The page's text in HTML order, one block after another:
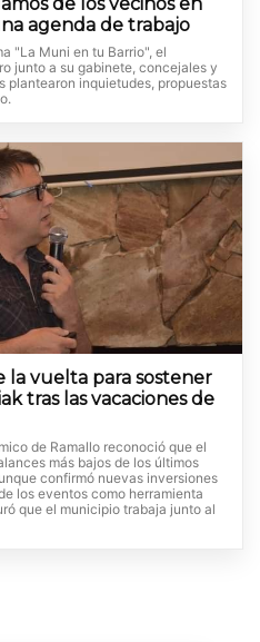
agenda de trabajo
"La Muni en tu Barrio", el
junto a su gabinete, concejales y
plantearon inquietudes, propuestas
la vuelta para sostener
tras las vacaciones de
de Ramallo reconoció que el
más bajos de los últimos
confirmó nuevas inversiones
los eventos como herramienta
que el municipio trabaja junto al